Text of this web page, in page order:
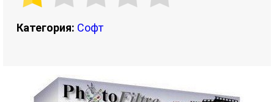
Категория: Софт